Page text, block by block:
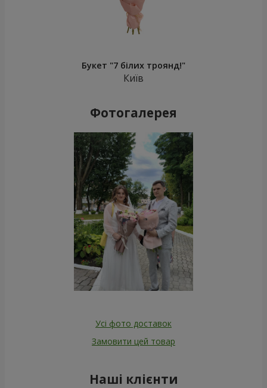
Букет "7 білих троянд!"
Київ
Фотогалерея
Усі фото доставок
Замовити цей товар
Наші клієнти